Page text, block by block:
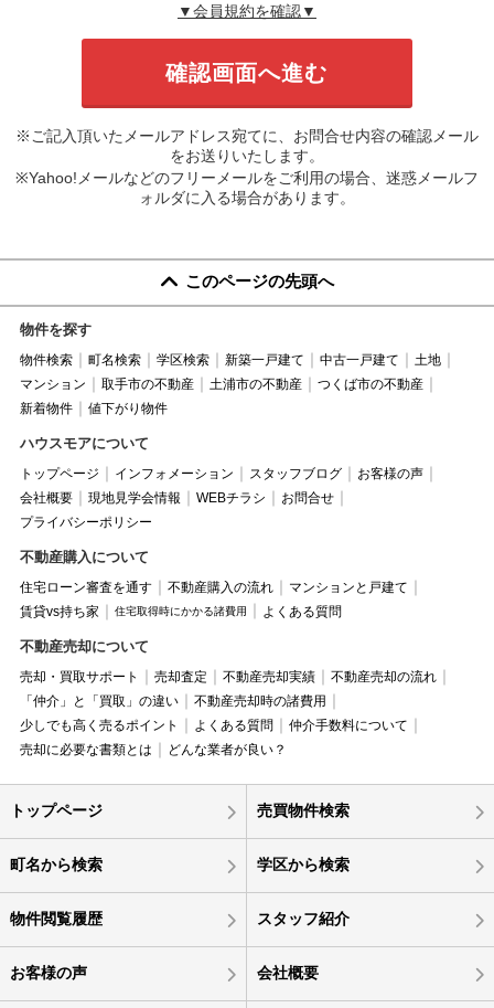
▼会員規約を確認▼
※ご記入頂いたメールアドレス宛てに、お問合せ内容の確認メール
をお送りいたします。
※Yahoo!メールなどのフリーメールをご利用の場合、迷惑メールフ
ォルダに入る場合があります。
このページの先頭へ
物件を探す
物件検索 町名検索 学区検索 新築一戸建て 中古一戸建て
土地
マンション
取手市の不動産 土浦市の不動産
つくば市の不動産
新着物件
値下がり物件
ハウスモアについて
トップページ インフォメーション スタッフブログ
お客様の声
会社概要
現地見学会情報 WEBチラシ
お問合せ
プライバシーポリシー
不動産購入について
住宅ローン審査を通す 不動産購入の流れ
マンションと戸建て
賃貸vs持ち家
住宅取得時にかかる諸費用 よくある質問
不動産売却について
売却・買取サポート 売却査定 不動産売却実績
不動産売却の流れ
「仲介」と「買取」の違い
不動産売却時の諸費用
少しでも高く売るポイント
よくある質問
仲介手数料について
売却に必要な書類とは
どんな業者が良い？
トップページ 売買物件検索
町名から検索 学区から検索
物件閲覧履歴 スタッフ紹介
お客様の声 会社概要